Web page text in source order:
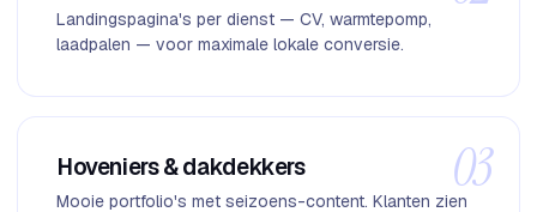
Landingspagina's per dienst — CV, warmtepomp,
laadpalen — voor maximale lokale conversie.
03
Hoveniers & dakdekkers
Mooie portfolio's met seizoens-content. Klanten zien